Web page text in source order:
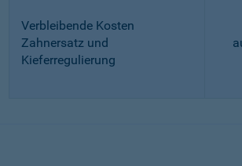
Verbleibende Kosten
Zahnersatz und
Kieferregulierung